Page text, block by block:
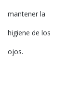
mantener la
higiene de los
ojos.